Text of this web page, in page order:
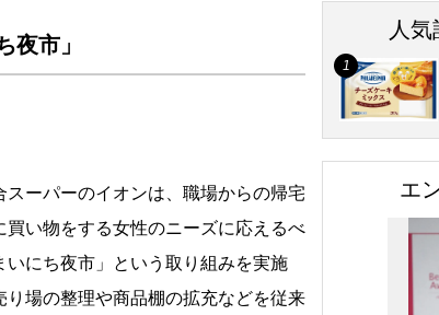
市」
ーパーのイオンは、職場からの帰宅
買い物をする女性のニーズに応えるべ
いにち夜市」という取り組みを実施
り場の整理や商品棚の拡充などを従来
人
エ